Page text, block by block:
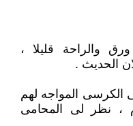
والراحة قليلا ،
الحديث .
الكرسى المواجه لهم
، نظر لى المحامى